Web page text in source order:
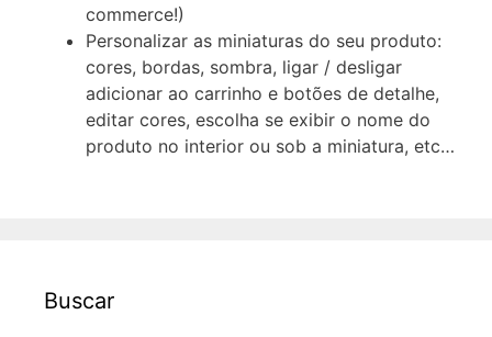
commerce!)
Personalizar as miniaturas do seu produto:
cores, bordas, sombra, ligar / desligar
adicionar ao carrinho e botões de detalhe,
editar cores, escolha se exibir o nome do
produto no interior ou sob a miniatura, etc…
Buscar